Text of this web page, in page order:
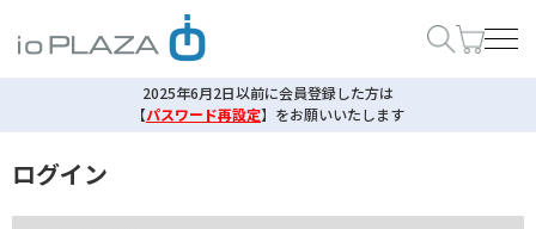
2025年6月2日以前に会員登録した方は
【パスワード再設定】 をお願いいたします
ログイン